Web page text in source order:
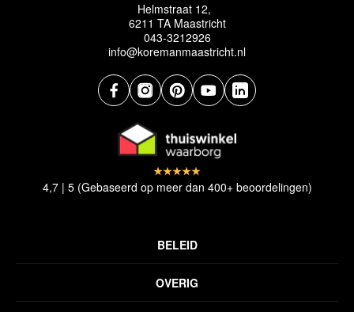
Helmstraat 12,
6211 TA Maastricht
043-3212926
info@koremanmaastricht.nl
OVERIG
BELEID
Disclaimer
4,7 | 5 (Gebaseerd op meer dan 400+ beoordelingen)